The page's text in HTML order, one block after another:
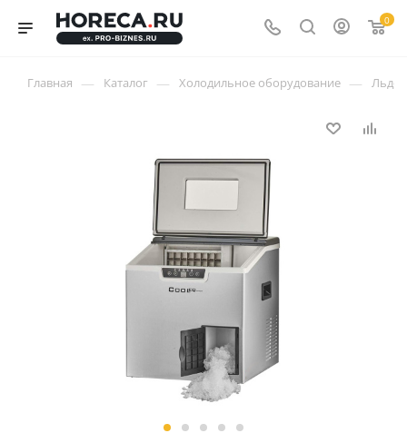
0
Главная — Каталог — Холодильное оборудование —